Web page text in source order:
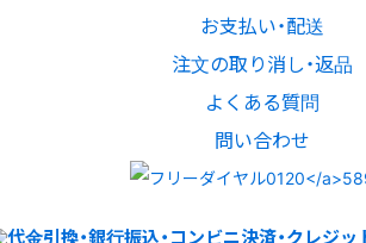
お支払い・配送
注文の取り消し・返品
よくある質問
問い合わせ